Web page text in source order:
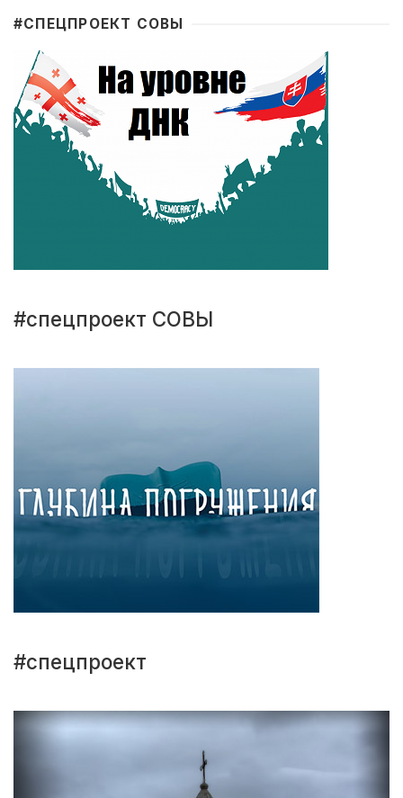
#CПЕЦПРОЕКТ СОВЫ
#спецпроект СОВЫ
#спецпроект